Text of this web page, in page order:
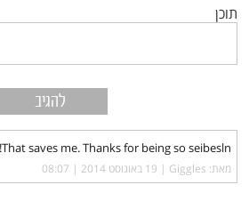
תוכן
That saves me. Thanks for being so seibesln!
מאת: Giggles |‏ 19 באוגוסט 2014 | 08:07